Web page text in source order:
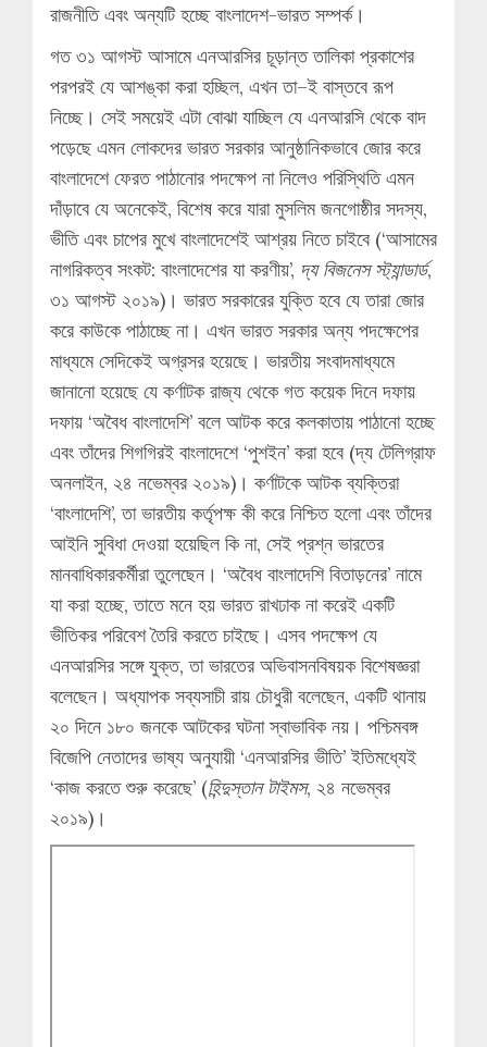
রাজনীতি এবং অন্যটি হচ্ছে বাংলাদেশ-ভারত সম্পর্ক।
গত ৩১ আগস্ট আসামে এনআরসির চূড়ান্ত তালিকা প্রকাশের
পরপরই যে আশঙ্কা করা হচ্ছিল, এখন তা–ই বাস্তবে রূপ
নিচ্ছে। সেই সময়েই এটা বোঝা যাচ্ছিল যে এনআরসি থেকে বাদ
পড়েছে এমন লোকদের ভারত সরকার আনুষ্ঠানিকভাবে জোর করে
বাংলাদেশে ফেরত পাঠানোর পদক্ষেপ না নিলেও পরিস্থিতি এমন
দাঁড়াবে যে অনেকেই, বিশেষ করে যারা মুসলিম জনগোষ্ঠীর সদস্য,
ভীতি এবং চাপের মুখে বাংলাদেশেই আশ্রয় নিতে চাইবে (‘আসামের
নাগরিকত্ব সংকট: বাংলাদেশের যা করণীয়’, দ্য বিজনেস স্ট্যান্ডার্ড,
৩১ আগস্ট ২০১৯)। ভারত সরকারের যুক্তি হবে যে তারা জোর
করে কাউকে পাঠাচ্ছে না। এখন ভারত সরকার অন্য পদক্ষেপের
মাধ্যমে সেদিকেই অগ্রসর হয়েছে। ভারতীয় সংবাদমাধ্যমে
জানানো হয়েছে যে কর্ণাটক রাজ্য থেকে গত কয়েক দিনে দফায়
দফায় ‘অবৈধ বাংলাদেশি’ বলে আটক করে কলকাতায় পাঠানো হচ্ছে
এবং তাঁদের শিগগিরই বাংলাদেশে ‘পুশইন’ করা হবে (দ্য টেলিগ্রাফ
অনলাইন, ২৪ নভেম্বর ২০১৯)। কর্ণাটকে আটক ব্যক্তিরা
‘বাংলাদেশি’, তা ভারতীয় কর্তৃপক্ষ কী করে নিশ্চিত হলো এবং তাঁদের
আইনি সুবিধা দেওয়া হয়েছিল কি না, সেই প্রশ্ন ভারতের
মানবাধিকারকর্মীরা তুলেছেন। ‘অবৈধ বাংলাদেশি বিতাড়নের’ নামে
যা করা হচ্ছে, তাতে মনে হয় ভারত রাখঢাক না করেই একটি
ভীতিকর পরিবেশ তৈরি করতে চাইছে। এসব পদক্ষেপ যে
এনআরসির সঙ্গে যুক্ত, তা ভারতের অভিবাসনবিষয়ক বিশেষজ্ঞরা
বলেছেন। অধ্যাপক সব্যসাচী রায় চৌধুরী বলেছেন, একটি থানায়
২০ দিনে ১৮০ জনকে আটকের ঘটনা স্বাভাবিক নয়। পশ্চিমবঙ্গ
বিজেপি নেতাদের ভাষ্য অনুযায়ী ‘এনআরসির ভীতি’ ইতিমধ্যেই
‘কাজ করতে শুরু করেছে’ (হিন্দুস্তান টাইমস, ২৪ নভেম্বর
২০১৯)।